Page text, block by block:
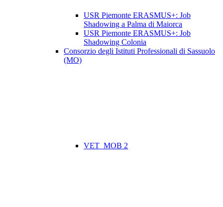
USR Piemonte ERASMUS+: Job
Shadowing a Palma di Maiorca
USR Piemonte ERASMUS+: Job
Shadowing Colonia
Consorzio degli Istituti Professionali di Sassuolo
(MO)
VET_MOB 2